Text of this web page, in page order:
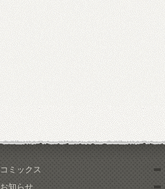
コミックス
お知らせ